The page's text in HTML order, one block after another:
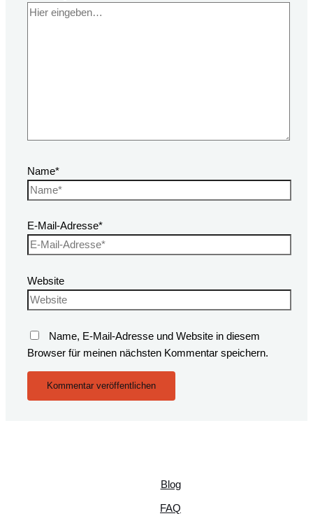
Name*
E-Mail-Adresse*
Website
Name, E-Mail-Adresse und Website in diesem
Browser für meinen nächsten Kommentar speichern.
Blog
FAQ